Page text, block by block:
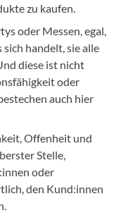
zu kaufen.
oder Messen, egal,
handelt, sie alle
diese ist nicht
oder
auch hier
Offenheit und
Stelle,
oder
den Kund:innen